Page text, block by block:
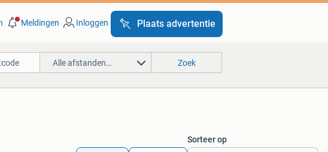
Meldingen Inloggen Plaats advertentie
Alle afstanden… Zoek
Sorteer op